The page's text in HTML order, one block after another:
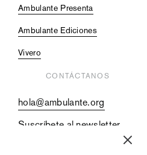
Ambulante Presenta
Ambulante Ediciones
Vivero
CONTÁCTANOS
hola@ambulante.org
Suscríbete al newsletter